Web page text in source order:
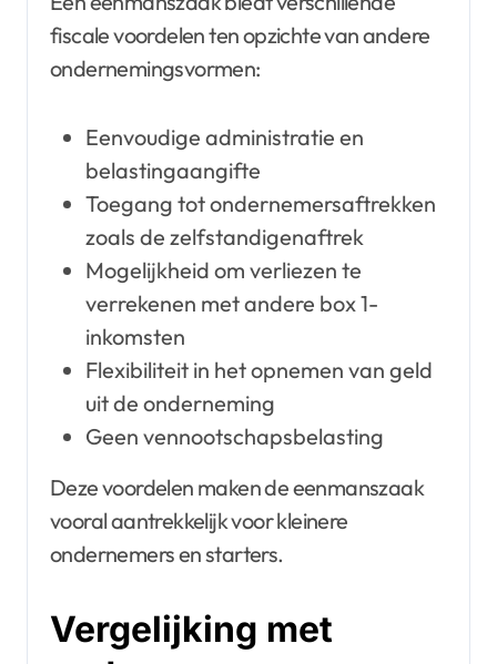
fiscale voordelen ten opzichte van andere
ondernemingsvormen:
Eenvoudige administratie en
belastingaangifte
Toegang tot ondernemersaftrekken
zoals de zelfstandigenaftrek
Mogelijkheid om verliezen te
verrekenen met andere box 1-
inkomsten
Flexibiliteit in het opnemen van geld
uit de onderneming
Geen vennootschapsbelasting
Deze voordelen maken de eenmanszaak
vooral aantrekkelijk voor kleinere
ondernemers en starters.
Vergelijking met